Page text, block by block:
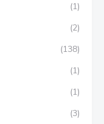
(1)
(2)
(138)
(1)
(1)
(3)